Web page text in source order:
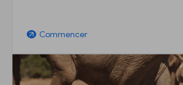
arrow_outward Commencer